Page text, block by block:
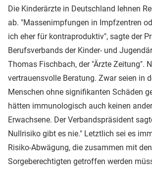
Die Kinderärzte in Deutschland lehnen
ab. "Massenimpfungen in Impfzentren
ich eher für kontraproduktiv", sagte der
Berufsverbands der Kinder- und
Thomas Fischbach, der "Ärzte Zeitung".
vertrauensvolle Beratung. Zwar seien in
Menschen ohne signifikanten Schäden
hätten immunologisch auch keinen
Erwachsene. Der Verbandspräsident
Nullrisiko gibt es nie." Letztlich sei es
Risiko-Abwägung, die zusammen mit den
Sorgeberechtigten getroffen werden